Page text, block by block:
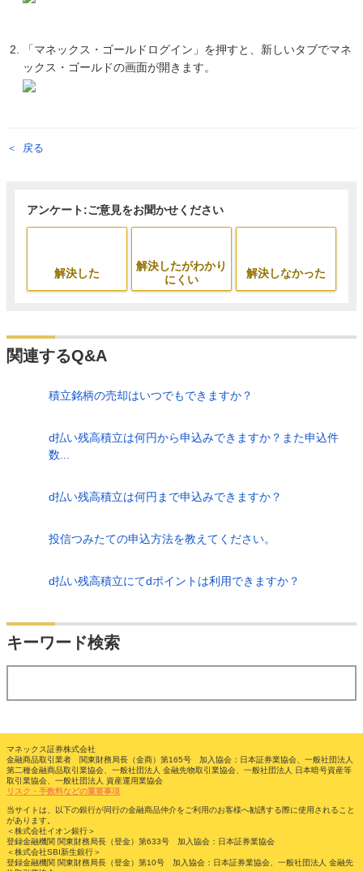
「マネックス・ゴールドログイン」を押すと、新しいタブでマネ
ックス・ゴールドの画面が開きます。
戻る
アンケート:ご意見をお聞かせください
解決した
解決したがわかり
にくい
解決しなかった
関連するQ&A
積立銘柄の売却はいつでもできますか？
d払い残高積立は何円から申込みできますか？また申込件
数...
d払い残高積立は何円まで申込みできますか？
投信つみたての申込方法を教えてください。
d払い残高積立にてdポイントは利用できますか？
キーワード検索
マネックス証券株式会社
金融商品取引業者 関東財務局長（金商）第165号 加入協会：日本証券業協会、一般社団法人
第二種金融商品取引業協会、一般社団法人 金融先物取引業協会、一般社団法人 日本暗号資産等
取引業協会、一般社団法人 資産運用業協会
リスク・手数料などの重要事項
当サイトは、以下の銀行が同行の金融商品仲介をご利用のお客様へ勧誘する際に使用されること
があります。
＜株式会社イオン銀行＞
登録金融機関 関東財務局長（登金）第633号 加入協会：日本証券業協会
＜株式会社SBI新生銀行＞
登録金融機関 関東財務局長（登金）第10号 加入協会：日本証券業協会、一般社団法人 金融先